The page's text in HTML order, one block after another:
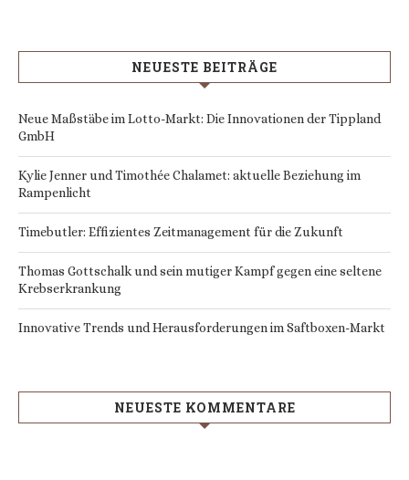
NEUESTE BEITRÄGE
Neue Maßstäbe im Lotto-Markt: Die Innovationen der Tippland
GmbH
Kylie Jenner und Timothée Chalamet: aktuelle Beziehung im
Rampenlicht
Timebutler: Effizientes Zeitmanagement für die Zukunft
Thomas Gottschalk und sein mutiger Kampf gegen eine seltene
Krebserkrankung
Innovative Trends und Herausforderungen im Saftboxen-Markt
NEUESTE KOMMENTARE